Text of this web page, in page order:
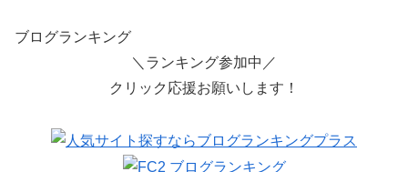
ブログランキング
＼ランキング参加中／
クリック応援お願いします！